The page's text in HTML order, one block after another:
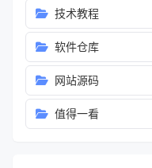
技术教程
软件仓库
网站源码
值得一看